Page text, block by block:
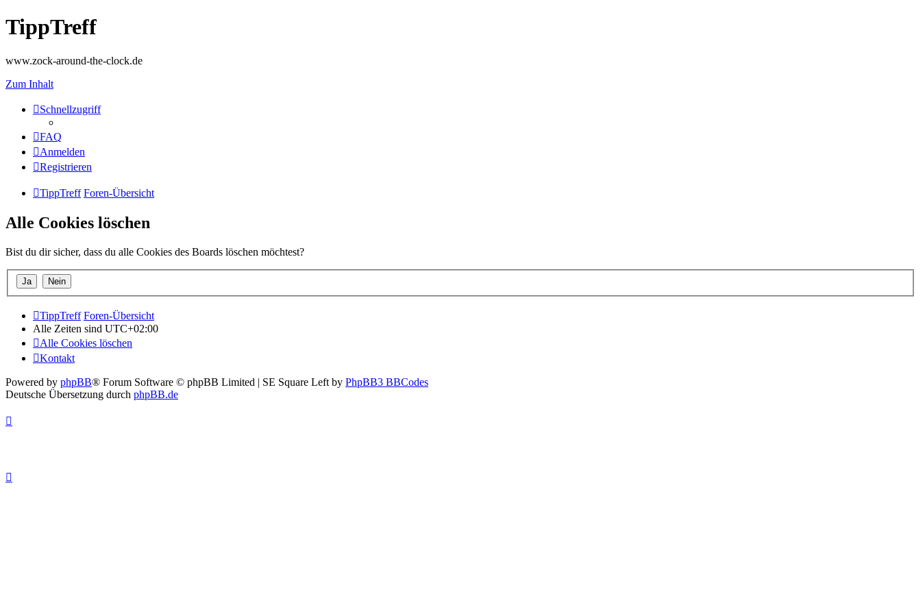
TippTreff
www.zock-around-the-clock.de
Zum Inhalt
Schnellzugriff
FAQ
Anmelden
Registrieren
TippTreff Foren-Übersicht
Alle Cookies löschen
Bist du dir sicher, dass du alle Cookies des Boards löschen möchtest?
TippTreff Foren-Übersicht
Alle Zeiten sind UTC+02:00
Alle Cookies löschen
Kontakt
Powered by phpBB® Forum Software © phpBB Limited | SE Square Left by PhpBB3 BBCodes
Deutsche Übersetzung durch phpBB.de